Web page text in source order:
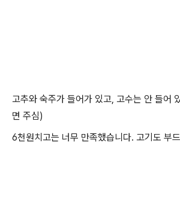
고추와 숙주가 들어가 있고, 고수는 안 들어
면 주심)
6천원치고는 너무 만족했습니다. 고기도 부